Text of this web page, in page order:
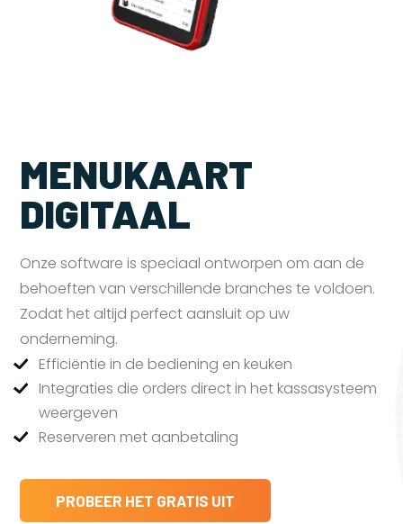
MENUKAART
DIGITAAL
Onze software is speciaal ontworpen om aan de
behoeften van verschillende branches te voldoen.
Zodat het altijd perfect aansluit op uw
onderneming.
Efficiëntie in de bediening en keuken
Integraties die orders direct in het kassasysteem
weergeven
Reserveren met aanbetaling
PROBEER HET GRATIS UIT